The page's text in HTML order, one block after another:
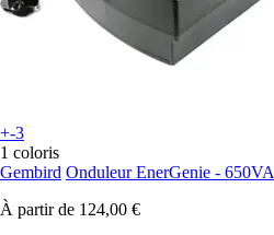
+-3
1 coloris
Gembird Onduleur EnerGenie - 650VA
À partir de 124,00 €